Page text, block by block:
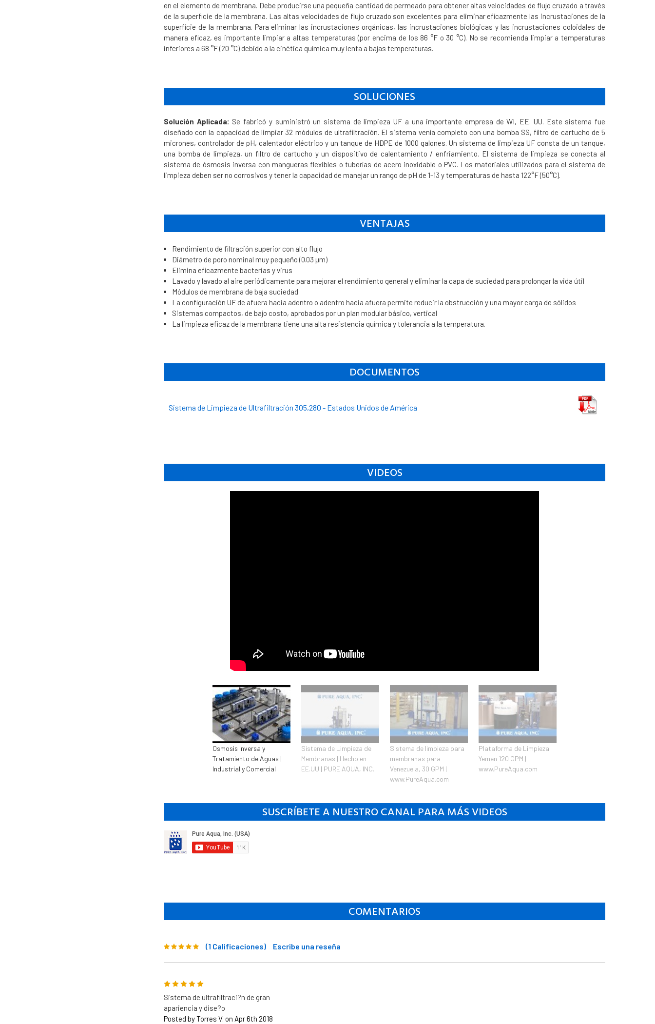
en el elemento de membrana. Debe producirse una pequeña cantidad de permeado para obtener altas velocidades de flujo cruzado a través
de la superficie de la membrana. Las altas velocidades de flujo cruzado son excelentes para eliminar eficazmente las incrustaciones de la
superficie de la membrana. Para eliminar las incrustaciones orgánicas, las incrustaciones biológicas y las incrustaciones coloidales de
manera eficaz, es importante limpiar a altas temperaturas (por encima de los 86 °F o 30 °C). No se recomienda limpiar a temperaturas
inferiores a 68 °F (20 °C) debido a la cinética química muy lenta a bajas temperaturas.
SOLUCIONES
Solución Aplicada: Se fabricó y suministró un sistema de limpieza UF a una importante empresa de WI, EE. UU. Este sistema fue
diseñado con la capacidad de limpiar 32 módulos de ultrafiltración. El sistema venía completo con una bomba SS, filtro de cartucho de 5
micrones, controlador de pH, calentador eléctrico y un tanque de HDPE de 1000 galones. Un sistema de limpieza UF consta de un tanque,
una bomba de limpieza, un filtro de cartucho y un dispositivo de calentamiento / enfriamiento. El sistema de limpieza se conecta al
sistema de ósmosis inversa con mangueras flexibles o tuberías de acero inoxidable o PVC. Los materiales utilizados para el sistema de
limpieza deben ser no corrosivos y tener la capacidad de manejar un rango de pH de 1-13 y temperaturas de hasta 122°F (50°C).
VENTAJAS
Rendimiento de filtración superior con alto flujo
Diámetro de poro nominal muy pequeño (0.03 µm)
Elimina eficazmente bacterias y virus
Lavado y lavado al aire periódicamente para mejorar el rendimiento general y eliminar la capa de suciedad para prolongar la vida útil
Módulos de membrana de baja suciedad
La configuración UF de afuera hacia adentro o adentro hacia afuera permite reducir la obstrucción y una mayor carga de sólidos
Sistemas compactos, de bajo costo, aprobados por un plan modular básico, vertical
La limpieza eficaz de la membrana tiene una alta resistencia química y tolerancia a la temperatura.
DOCUMENTOS
Sistema de Limpieza de Ultrafiltración 305,280 - Estados Unidos de América
VIDEOS
Osmosis Inversa y
Tratamiento de Aguas |
Industrial y Comercial
Sistema de Limpieza de
Membranas | Hecho en
EE.UU | PURE AQUA, INC.
Sistema de limpieza para
membranas para
Venezuela, 30 GPM |
www.PureAqua.com
Plataforma de Limpieza
Yemen 120 GPM |
www.PureAqua.com
SUSCRÍBETE A NUESTRO CANAL PARA MÁS VIDEOS
COMENTARIOS
(1 Calificaciones) Escribe una reseña
5
Sistema de ultrafiltraci?n de gran
apariencia y dise?o
Posted by Torres V. on Apr 6th 2018